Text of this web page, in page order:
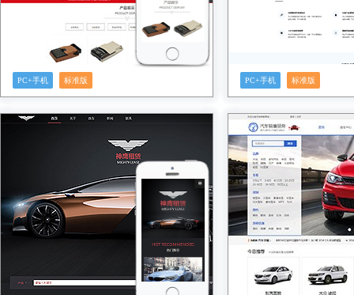
PC+手机 标准版 PC+手机 标准版
预览